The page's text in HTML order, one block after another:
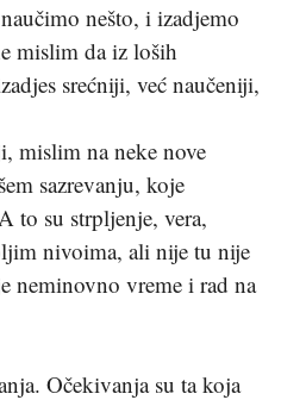
nešto, i izadjemo
mislim da iz loših
srećniji, već naučeniji,
mislim na neke nove
sazrevanju, koje
to su strpljenje, vera,
nivoima, ali nije tu nije
neminovno vreme i rad na
Očekivanja su ta koja